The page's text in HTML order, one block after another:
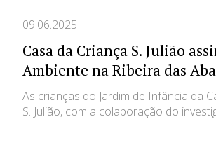
09.06.2025
Casa da Criança S. Julião
Ambiente na Ribeira das
As crianças do Jardim de Infância da
S. Julião, com a colaboração do